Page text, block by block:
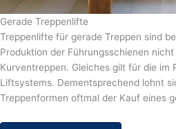
Gerade Treppenlifte
Treppenlifte für gerade Treppen sind
Produktion der Führungsschienen
Kurventreppen. Gleiches gilt für die im
Liftsystems. Dementsprechend lohnt
Treppenformen oftmal der Kauf eines